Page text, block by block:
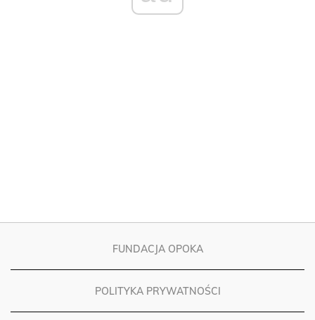
FUNDACJA OPOKA
POLITYKA PRYWATNOŚCI